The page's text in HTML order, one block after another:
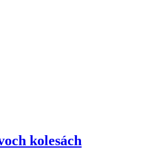
kolesách